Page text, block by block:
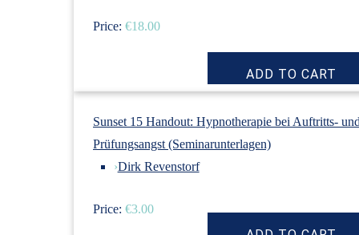
Price: €18.00
Sunset 15 Handout: Hypnotherapie bei Auftritts-
Prüfungsangst (Seminarunterlagen)
›Dirk Revenstorf
Price: €3.00